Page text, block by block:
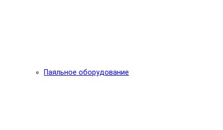
Паяльное оборудование